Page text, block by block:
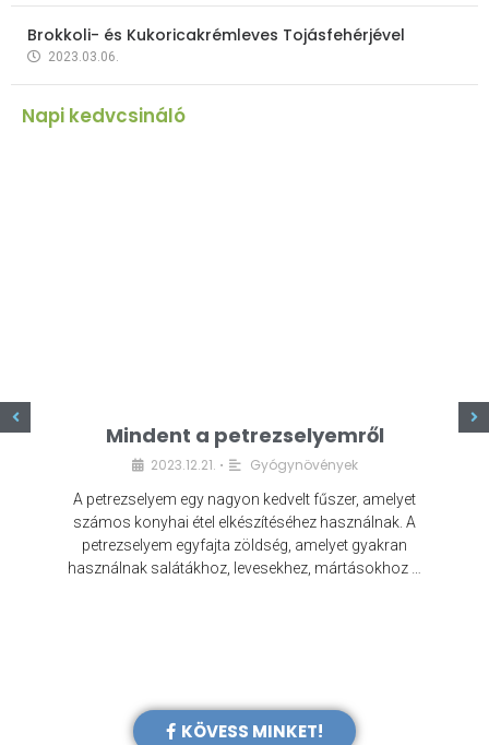
Brokkoli- és Kukoricakrémleves Tojásfehérjével
2023.03.06.
Napi kedvcsináló
Mindent a petrezselyemről
2023.12.21. • Gyógynövények
A petrezselyem egy nagyon kedvelt fűszer, amelyet
számos konyhai étel elkészítéséhez használnak. A
petrezselyem egyfajta zöldség, amelyet gyakran
használnak salátákhoz, levesekhez, mártásokhoz …
KÖVESS MINKET!